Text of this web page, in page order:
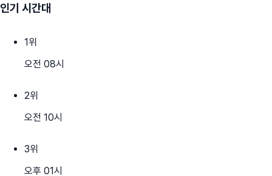
인기 시간대
1위
오전 08시
2위
오전 10시
3위
오후 01시